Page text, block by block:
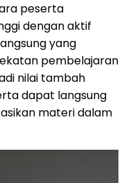
peserta
dengan aktif
yang
pembelajaran
nilai tambah
dapat langsung
materi dalam